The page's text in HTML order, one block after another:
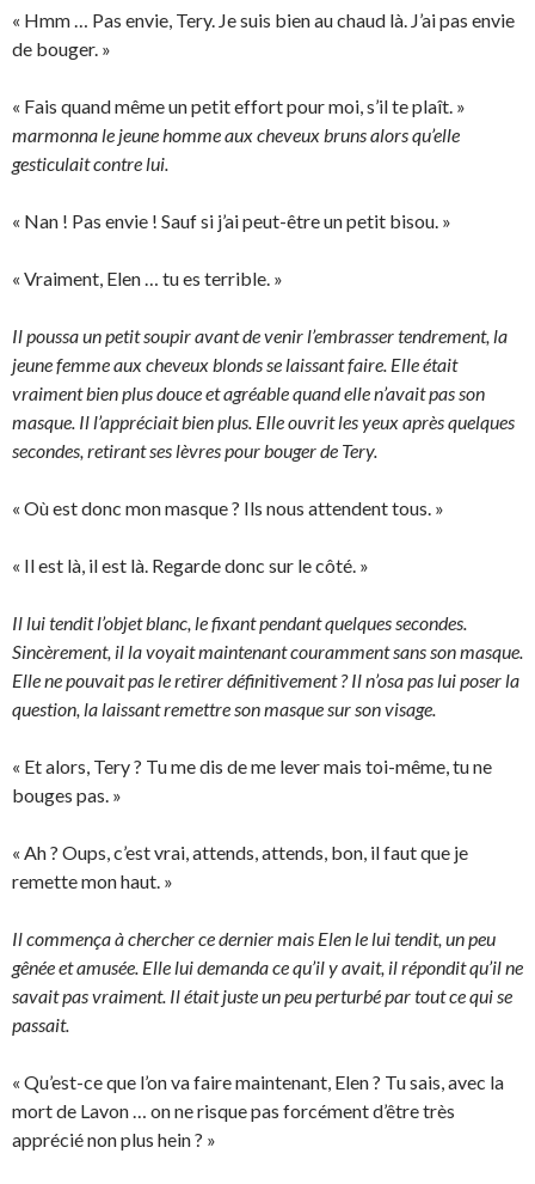
« Hmm … Pas envie, Tery. Je suis bien au chaud là. J’ai pas envie
de bouger. »
« Fais quand même un petit effort pour moi, s’il te plaît. »
marmonna le jeune homme aux cheveux bruns alors qu’elle
gesticulait contre lui.
« Nan ! Pas envie ! Sauf si j’ai peut-être un petit bisou. »
« Vraiment, Elen … tu es terrible. »
Il poussa un petit soupir avant de venir l’embrasser tendrement, la
jeune femme aux cheveux blonds se laissant faire. Elle était
vraiment bien plus douce et agréable quand elle n’avait pas son
masque. Il l’appréciait bien plus. Elle ouvrit les yeux après quelques
secondes, retirant ses lèvres pour bouger de Tery.
« Où est donc mon masque ? Ils nous attendent tous. »
« Il est là, il est là. Regarde donc sur le côté. »
Il lui tendit l’objet blanc, le fixant pendant quelques secondes.
Sincèrement, il la voyait maintenant couramment sans son masque.
Elle ne pouvait pas le retirer définitivement ? Il n’osa pas lui poser la
question, la laissant remettre son masque sur son visage.
« Et alors, Tery ? Tu me dis de me lever mais toi-même, tu ne
bouges pas. »
« Ah ? Oups, c’est vrai, attends, attends, bon, il faut que je
remette mon haut. »
Il commença à chercher ce dernier mais Elen le lui tendit, un peu
gênée et amusée. Elle lui demanda ce qu’il y avait, il répondit qu’il ne
savait pas vraiment. Il était juste un peu perturbé par tout ce qui se
passait.
« Qu’est-ce que l’on va faire maintenant, Elen ? Tu sais, avec la
mort de Lavon … on ne risque pas forcément d’être très
apprécié non plus hein ? »